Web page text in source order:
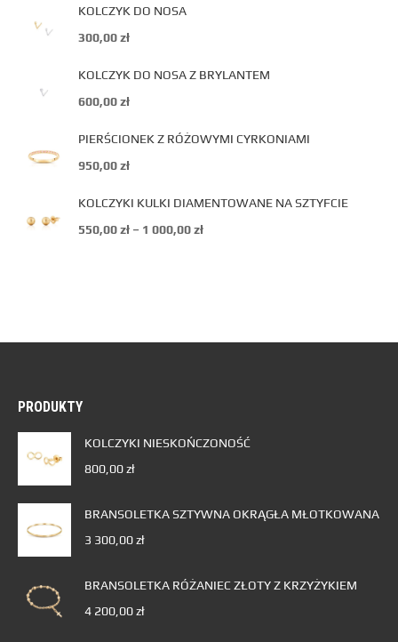
KOLCZYK DO NOSA
300,00zł
KOLCZYK DO NOSA Z BRYLANTEM
600,00zł
PIERŚCIONEK Z RÓŻOWYMI CYRKONIAMI
950,00zł
KOLCZYKI KULKI DIAMENTOWANE NA SZTYFCIE
550,00zł – 1 000,00zł
PRODUKTY
KOLCZYKI NIESKOŃCZONOŚĆ
800,00zł
BRANSOLETKA SZTYWNA OKRĄGŁA MŁOTKOWANA
3 300,00zł
BRANSOLETKA RÓŻANIEC ZŁOTY Z KRZYŻYKIEM
4 200,00zł